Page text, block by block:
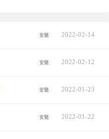
安徽 2022-02-14
安徽 2022-02-12
安徽 2022-01-23
安徽 2022-01-22